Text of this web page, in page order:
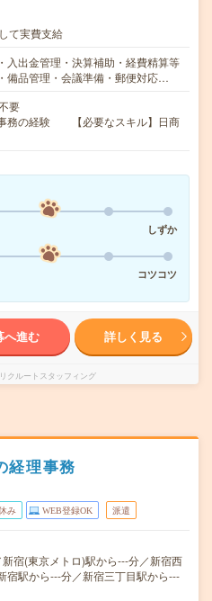
て実費支給
入出金管理・決算補助・経費精算等
備品管理・会議準備・郵便対応…
要
事務の経験 【必要なスキル】日商
しずか
コツコツ
へ進む 詳しく見る
クルートスタッフィング
経理事務
み WEB登録OK 派遣
宿(東京メトロ)駅から---分／新宿西
宿駅から---分／新宿三丁目駅から---